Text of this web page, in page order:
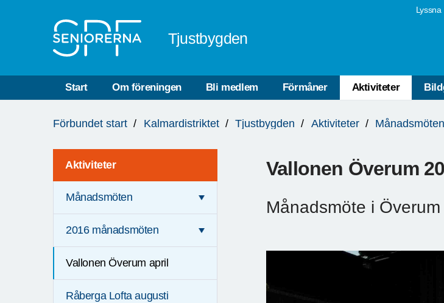
Lyssna
Tjustbygden
Start Om föreningen Bli medlem Förmåner Aktiviteter
är
Förbundet start Kalmardistriktet Tjustbygden Aktiviteter Månadsmöten
Aktiviteter
Månadsmöten
2016 månadsmöten
Vallonen Överum april
Råberga Lofta augusti
Vallonen Överum
Månadsmöte i